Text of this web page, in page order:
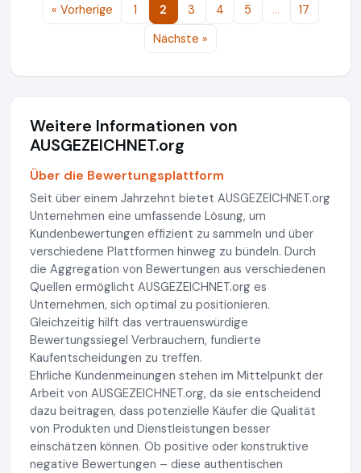
« Vorherige 1 2 3 4 5 …
17
Nächste »
Weitere Informationen von
AUSGEZEICHNET.org
Über die Bewertungsplattform
Seit über einem Jahrzehnt bietet AUSGEZEICHNET.org
Unternehmen eine umfassende Lösung, um
Kundenbewertungen effizient zu sammeln und über
verschiedene Plattformen hinweg zu bündeln. Durch
die Aggregation von Bewertungen aus verschiedenen
Quellen ermöglicht AUSGEZEICHNET.org es
Unternehmen, sich optimal zu positionieren.
Gleichzeitig hilft das vertrauenswürdige
Bewertungssiegel Verbrauchern, fundierte
Kaufentscheidungen zu treffen.
Ehrliche Kundenmeinungen stehen im Mittelpunkt der
Arbeit von AUSGEZEICHNET.org, da sie entscheidend
dazu beitragen, dass potenzielle Käufer die Qualität
von Produkten und Dienstleistungen besser
einschätzen können. Ob positive oder konstruktive
negative Bewertungen – diese authentischen